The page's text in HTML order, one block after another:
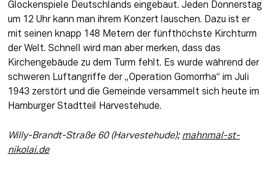
Glockenspiele Deutschlands eingebaut. Jeden Donnerstag
um 12 Uhr kann man ihrem Konzert lauschen. Dazu ist er
mit seinen knapp 148 Metern der fünfthöchste Kirchturm
der Welt. Schnell wird man aber merken, dass das
Kirchengebäude zu dem Turm fehlt. Es wurde während der
schweren Luftangriffe der „Operation Gomorrha“ im Juli
1943 zerstört und die Gemeinde versammelt sich heute im
Hamburger Stadtteil Harvestehude.
Willy-Brandt-Straße 60 (Harvestehude); mahnmal-st-
nikolai.de